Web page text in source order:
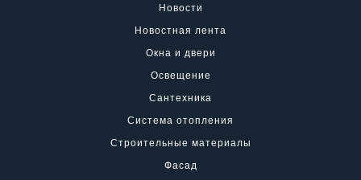
Новости
Новостная лента
Окна и двери
Освещение
Сантехника
Система отопления
Строительные материалы
Фасад